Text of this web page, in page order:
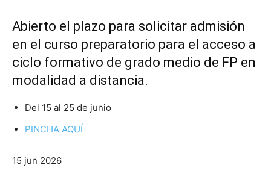
Abierto el plazo para solicitar admisión
en el curso preparatorio para el acceso a
ciclo formativo de grado medio de FP en
modalidad a distancia.
Del 15 al 25 de junio
PINCHA AQUÍ
15 jun 2026